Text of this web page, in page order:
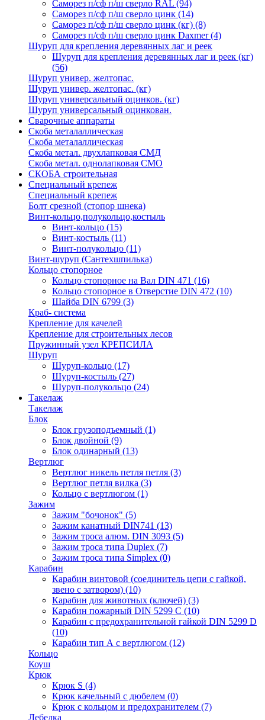
Саморез п/сф п/ш сверло RAL (94)
Саморез п/сф п/ш сверло цинк (14)
Саморез п/сф п/ш сверло цинк (кг) (8)
Саморез п/сф п/ш сверло цинк Daxmer(4)
Шуруп для крепления деревянных лаг и реек
Шуруп для крепления деревянных лаг и реек (кг)
(56)
Шуруп универ. желтопас.
Шуруп универ. желтопас. (кг)
Шуруп универсальный оцинков. (кг)
Шуруп универсальный оцинкован.
Сварочные аппараты
Скоба металаллическая
Скоба металаллическая
Скоба метал. двухлапковая СМД
Скоба метал. однолапковая СМО
СКОБА строительная
Специальный крепеж
Специальный крепеж
Болт срезной (стопор шнека)
Винт-кольцо,полукольцо,костыль
Винт-кольцо (15)
Винт-костыль (11)
Винт-полукольцо (11)
Винт-шуруп (Сантехшпилька)
Кольцо стопорное
Кольцо cтопорное на Вал DIN 471 (16)
Кольцо стопорное в Отверстие DIN 472 (10)
Шайба DIN 6799 (3)
Краб- система
Крепление для качелей
Крепление для строительных лесов
Пружинный узел КРЕПСИЛА
Шуруп
Шуруп-кольцо (17)
Шуруп-костыль (27)
Шуруп-полукольцо (24)
Такелаж
Такелаж
Блок
Блок грузоподъемный (1)
Блок двойной (9)
Блок одинарный (13)
Вертлюг
Вертлюг никель петля петля (3)
Вертлюг петля вилка (3)
Кольцо с вертлюгом (1)
Зажим
Зажим "бочонок" (5)
Зажим канатный DIN741 (13)
Зажим троса алюм. DIN 3093 (5)
Зажим троса типа Duplex (7)
Зажим троса типа Simplex (0)
Карабин
Карабин винтовой (соединитель цепи с гайкой,
звено с затвором) (10)
Карабин для животных (ключей) (3)
Карабин пожарный DIN 5299 C (10)
Карабин с предохранительной гайкой DIN 5299 D
(10)
Карабин тип А с вертлюгом (12)
Кольцо
Коуш
Крюк
Крюк S (4)
Крюк качельный с дюбелем (0)
Крюк с кольцом и предохранителем (7)
Лебедка